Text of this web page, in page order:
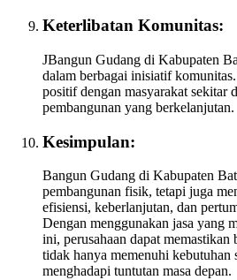
Keterlibatan Komunitas:
JBangun Gudang di Kabupaten
dalam berbagai inisiatif
positif dengan masyarakat sekitar
pembangunan yang berkelanjutan.
Kesimpulan:
Bangun Gudang di Kabupaten
pembangunan fisik, tetapi juga
efisiensi, keberlanjutan, dan
Dengan menggunakan jasa yang
ini, perusahaan dapat memastikan
tidak hanya memenuhi kebutuhan
menghadapi tuntutan masa depan.